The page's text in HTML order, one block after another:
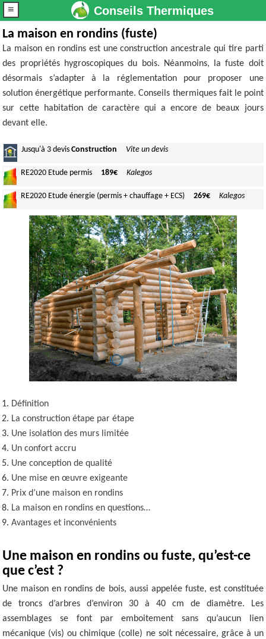
Conseils Thermiques
≡
La maison en rondins (fuste)
La maison en rondins est une construction ancestrale qui tire parti
des propriétés hygroscopiques du bois. Néanmoins, la fuste doit
désormais s’adapter à la réglementation pour proposer une
solution énergétique performante. Conseils thermiques fait le point
sur cette habitation de caractère qui a encore de beaux jours
devant elle.
Jusqu'à 3 devis Construction Vite un devis
RE2020 Etude permis 189€ Kalegos
RE2020 Etude énergie (permis + chauffage + ECS) 269€ Kalegos
Définition
La construction étape par étape
Une isolation des murs limitée
Un confort accru
Une conception de qualité
Une mise en œuvre exigeante
Prix d’une maison en rondins
La maison en rondins en questions…
Avantages et inconvénients
Une maison en rondins ou fuste, qu’est-ce
que c’est ?
Une maison en rondins de bois, aussi appelée fuste, est constituée
de troncs d’arbres d’environ 30 à 40 cm de diamètre. Les
assemblages se font par emboitement sans qu’aucun lien
mécanique (vis) ou chimique (colle) ne soit nécessaire, grâce à un